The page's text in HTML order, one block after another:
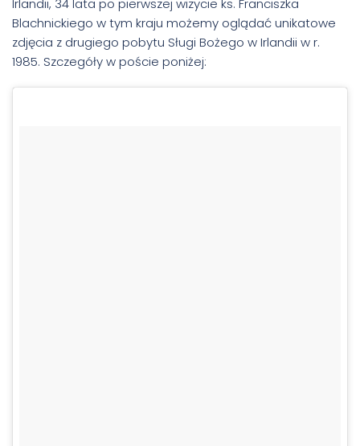
Blachnickiego w tym kraju możemy oglądać unikatowe
zdjęcia z drugiego pobytu Sługi Bożego w Irlandii w r.
1985. Szczegóły w poście poniżej: